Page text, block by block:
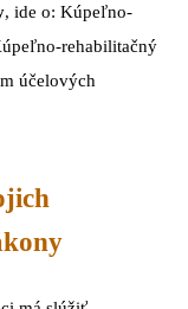
, ide o: Kúpeľno-
rehabilitačný
účelových